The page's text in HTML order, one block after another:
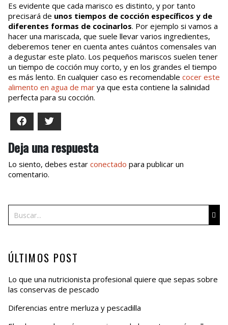
Es evidente que cada marisco es distinto, y por tanto
precisará de unos tiempos de cocción específicos y de
diferentes formas de cocinarlos. Por ejemplo si vamos a
hacer una mariscada, que suele llevar varios ingredientes,
deberemos tener en cuenta antes cuántos comensales van
a degustar este plato. Los pequeños mariscos suelen tener
un tiempo de cocción muy corto, y en los grandes el tiempo
es más lento. En cualquier caso es recomendable cocer este
alimento en agua de mar ya que esta contiene la salinidad
perfecta para su cocción.
Facebook
Deja una respuesta
Lo siento, debes estar conectado para publicar un
comentario.
ÚLTIMOS POST
Lo que una nutricionista profesional quiere que sepas sobre
las conservas de pescado
Diferencias entre merluza y pescadilla